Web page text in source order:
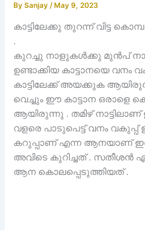
BySanjay /May 9, 2023
കാട്ടിലേക്കു തുറന്ന് വിട്ട
.
കുറച്ചു നാളുകൾക്കു മുൻപ്
ഉണ്ടാക്കിയ കാട്ടാനയെ വനം
കാട്ടിലേക്ക് അയക്കുക
വെച്ചും ഈ കാട്ടാന ഒരാളെ
ആയിരുന്നു . തമിഴ്
വളരെ പാടുപെട്ട് വനം വകുപ്പ്
കറുപ്പാണ് എന്ന ആനയാണ്
അവിടെ കുറിച്ചത് .
ആന കൊലപ്പെടുത്തിയത് .